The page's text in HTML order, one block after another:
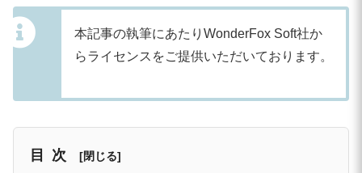
本記事の執筆にあたりWonderFox Soft社か
らライセンスをご提供いただいております。
目次